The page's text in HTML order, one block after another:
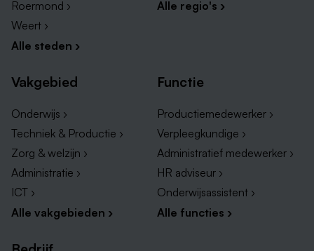
werken, eigenaarschap tonen op de werkvloer en
samen willen bijdragen aan een fijne winkelervaring
voor onze bezoekers.
Met Elkaar bijSTOX – Samen maken we het
verschil, elke dag weer
Roermond ›
Weert ›
Alle steden ›
Alle regio's ›
Vakgebied
Onderwijs ›
Techniek & Productie ›
Zorg & welzijn ›
Administratie ›
ICT ›
Alle vakgebieden ›
Functie
Productiemedewerker ›
Verpleegkundige ›
Administratief medewerker ›
HR adviseur ›
Onderwijsassistent ›
Alle functies ›